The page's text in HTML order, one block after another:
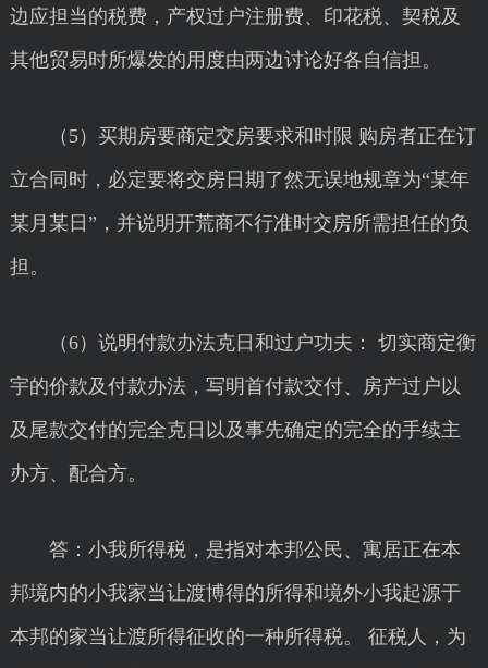
边应担当的税费，产权过户注册费、印花税、契税及
其他贸易时所爆发的用度由两边讨论好各自信担。
（5）买期房要商定交房要求和时限 购房者正在订
立合同时，必定要将交房日期了然无误地规章为“某年
某月某日”，并说明开荒商不行准时交房所需担任的负
担。
（6）说明付款办法克日和过户功夫： 切实商定衡
宇的价款及付款办法，写明首付款交付、房产过户以
及尾款交付的完全克日以及事先确定的完全的手续主
办方、配合方。
答：小我所得税，是指对本邦公民、寓居正在本
邦境内的小我家当让渡博得的所得和境外小我起源于
本邦的家当让渡所得征收的一种所得税。 征税人，为